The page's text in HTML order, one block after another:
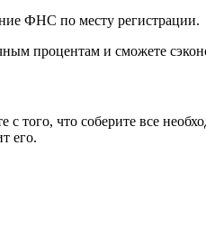
ФНС по месту регистрации.
процентам и сможете
того, что соберите все
его.